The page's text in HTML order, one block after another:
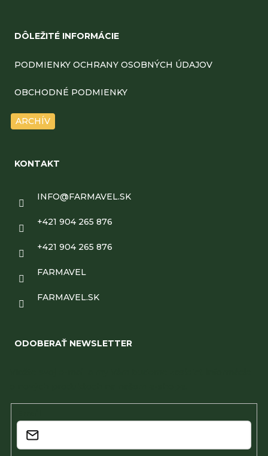
DÔLEŽITÉ INFORMÁCIE
PODMIENKY OCHRANY OSOBNÝCH ÚDAJOV
OBCHODNÉ PODMIENKY
ARCHÍV
KONTAKT
INFO@FARMAVEL.SK
+421 904 265 876
+421 904 265 876
FARMAVEL
FARMAVEL.SK
ODOBERAŤ NEWSLETTER